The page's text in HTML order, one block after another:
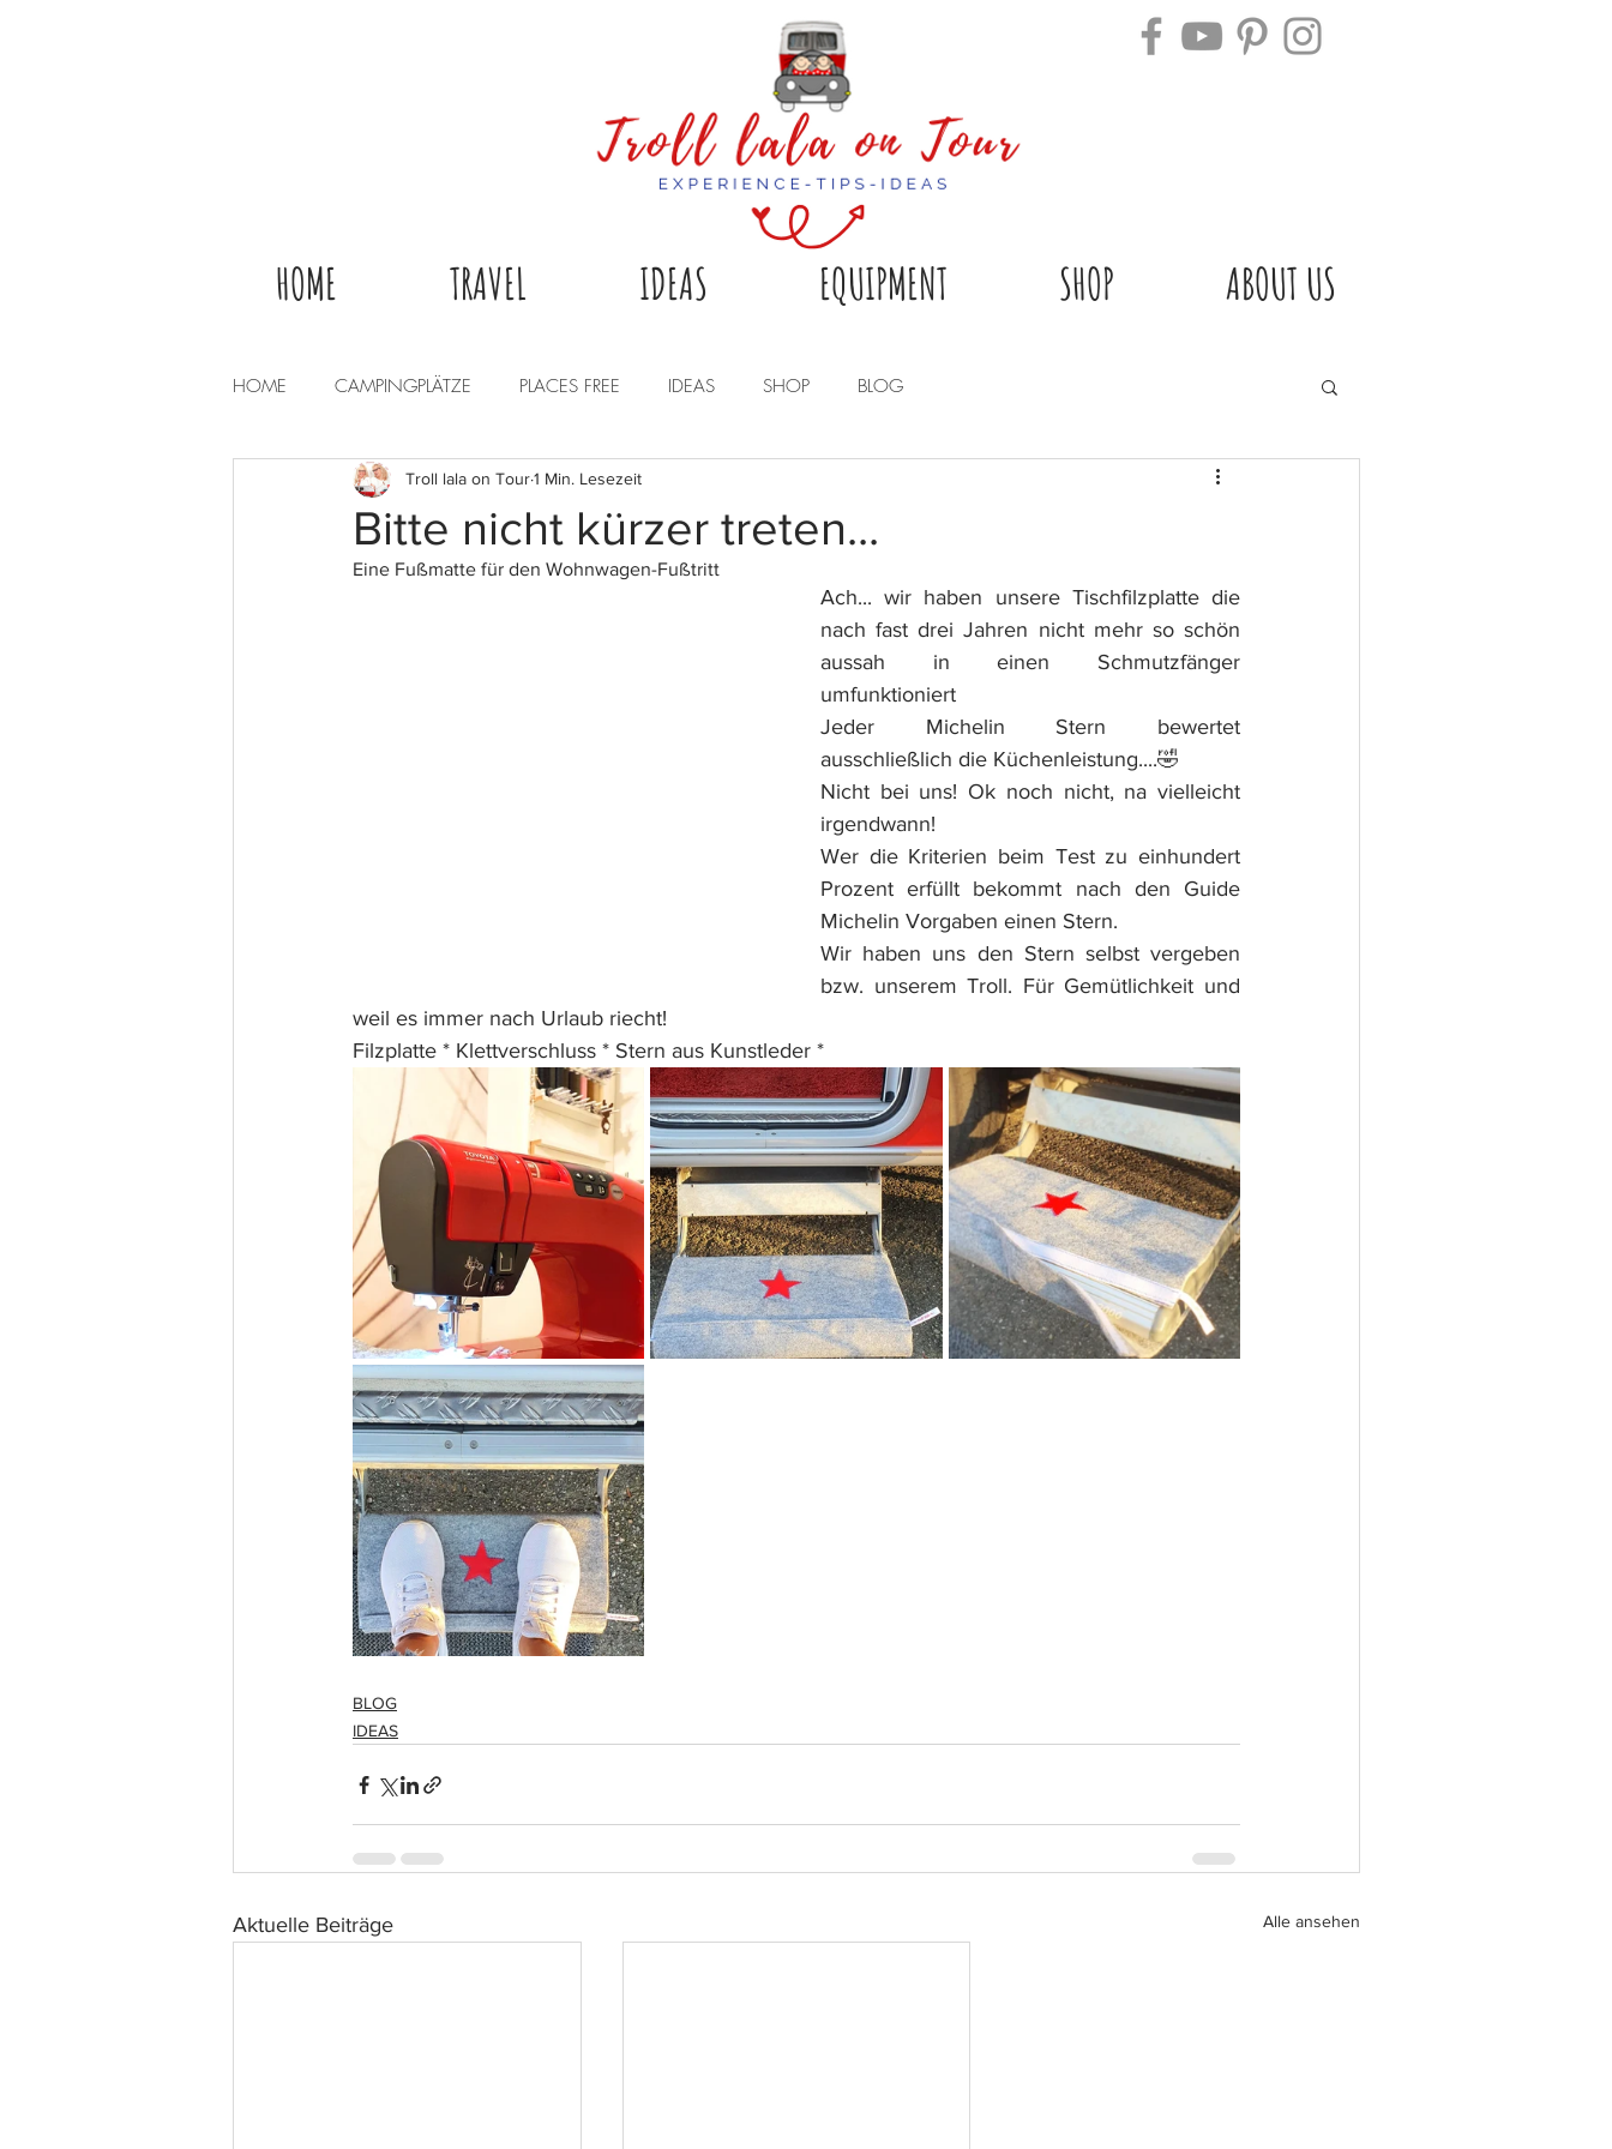
HOME TRAVEL IDEAS EQUIPMENT SHOP ABOUT US
HOME CAMPINGPLÄTZE PLACES FREE IDEAS SHOP BLOG
Bitte nicht kürzer treten...
Troll lala on Tour1 Min. Lesezeit
Eine Fußmatte für den Wohnwagen-Fußtritt
Ach... wir haben unsere Tischfilzplatte die
nach fast drei Jahren nicht mehr so schön
aussah in einen Schmutzfänger
umfunktioniert
Jeder Michelin Stern bewertet
ausschließlich die Küchenleistung....🤣
Nicht bei uns! Ok noch nicht, na vielleicht
irgendwann!
Wer die Kriterien beim Test zu einhundert
Prozent erfüllt bekommt nach den Guide
Michelin Vorgaben einen Stern.
Wir haben uns den Stern selbst vergeben
bzw. unserem Troll. Für Gemütlichkeit und
weil es immer nach Urlaub riecht!
Filzplatte * Klettverschluss * Stern aus Kunstleder *
BLOG
IDEAS
Aktuelle Beiträge Alle ansehen